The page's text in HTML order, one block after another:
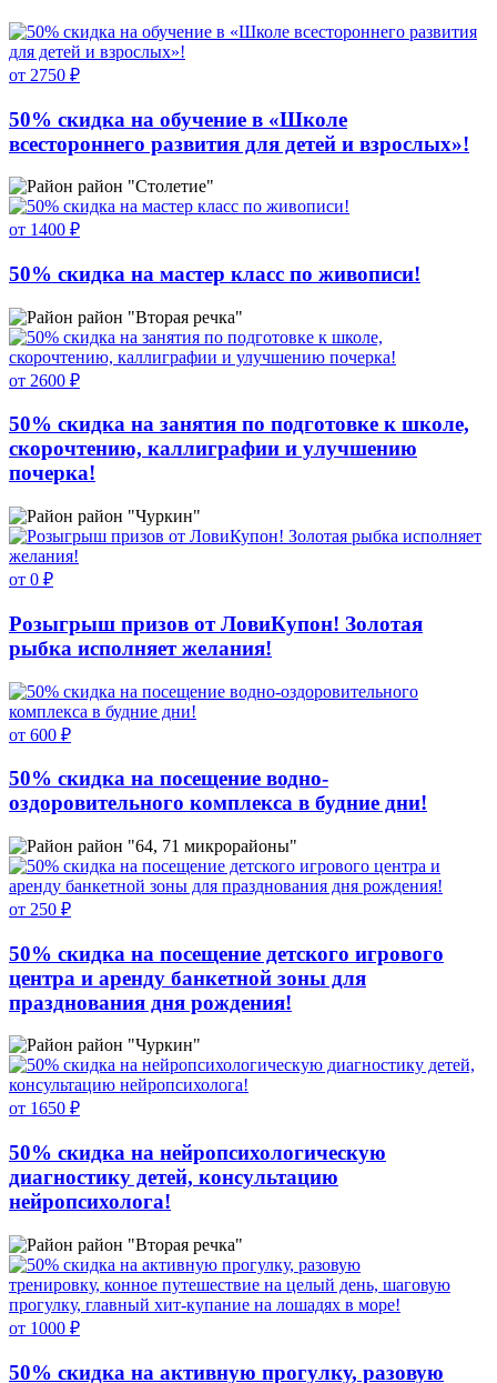
от 2750 ₽
50% скидка на обучение в «Школе
всестороннего развития для детей и взрослых»!
район "Столетие"
от 1400 ₽
50% скидка на мастер класс по живописи!
район "Вторая речка"
от 2600 ₽
50% скидка на занятия по подготовке к школе,
скорочтению, каллиграфии и улучшению
почерка!
район "Чуркин"
от 0 ₽
Розыгрыш призов от ЛовиКупон! Золотая
рыбка исполняет желания!
от 600 ₽
50% скидка на посещение водно-
оздоровительного комплекса в будние дни!
район "64, 71 микрорайоны"
от 250 ₽
50% скидка на посещение детского игрового
центра и аренду банкетной зоны для
празднования дня рождения!
район "Чуркин"
от 1650 ₽
50% скидка на нейропсихологическую
диагностику детей, консультацию
нейропсихолога!
район "Вторая речка"
от 1000 ₽
50% скидка на активную прогулку, разовую